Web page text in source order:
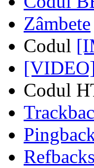
Zâmbete
Codul
Codul
Refbacks